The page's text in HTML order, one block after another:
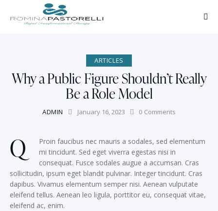
ARTICLES
Why a Public Figure Shouldn’t Really
Be a Role Model
ADMIN January 16, 2023 0 Comments
Q
Proin faucibus nec mauris a sodales, sed elementum
mi tincidunt. Sed eget viverra egestas nisi in
consequat. Fusce sodales augue a accumsan. Cras
sollicitudin, ipsum eget blandit pulvinar. Integer tincidunt. Cras
dapibus. Vivamus elementum semper nisi. Aenean vulputate
eleifend tellus. Aenean leo ligula, porttitor eu, consequat vitae,
eleifend ac, enim.